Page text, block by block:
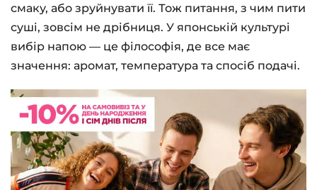
смаку, або зруйнувати її. Тож питання, з чим пити
суші, зовсім не дрібниця. У японській культурі
вибір напою — це філософія, де все має
значення: аромат, температура та спосіб подачі.